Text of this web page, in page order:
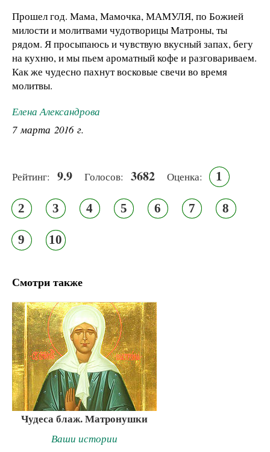
Прошел год. Мама, Мамочка, МАМУЛЯ, по Божией
милости и молитвами чудотворицы Матроны, ты
рядом. Я просыпаюсь и чувствую вкусный запах, бегу
на кухню, и мы пьем ароматный кофе и разговариваем.
Как же чудесно пахнут восковые свечи во время
молитвы.
Елена Александрова
7 марта 2016 г.
Рейтинг: 9.9 Голосов: 3682 Оценка: 1
2 3 4 5 6 7 8
9 10
Смотри также
Чудеса блаж. Матронушки
Ваши истории